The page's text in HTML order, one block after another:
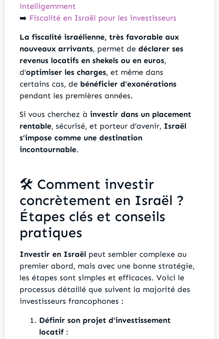
intelligemment
➡️ Fiscalité en Israël pour les investisseurs
La fiscalité israélienne, très favorable aux
nouveaux arrivants, permet de déclarer ses
revenus locatifs en shekels ou en euros,
d’optimiser les charges, et même dans
certains cas, de bénéficier d’exonérations
pendant les premières années.
Si vous cherchez à investir dans un placement
rentable, sécurisé, et porteur d’avenir, Israël
s’impose comme une destination
incontournable.
🛠️ Comment investir
concrètement en Israël ?
Étapes clés et conseils
pratiques
Investir en Israël peut sembler complexe au
premier abord, mais avec une bonne stratégie,
les étapes sont simples et efficaces. Voici le
processus détaillé que suivent la majorité des
investisseurs francophones :
Définir son projet d’investissement
locatif: